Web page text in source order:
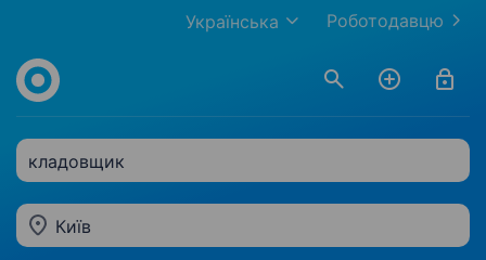
Роботодавцю
Українська
кладовщик
Київ